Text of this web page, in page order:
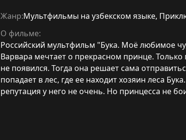
Жанр:Мультфильмы на узбекском языке,
О фильме:
Российский мультфильм "Бука. Моё любимое
Варвара мечтает о прекрасном принце.
не появился. Тогда она решает сама
попадает в лес, где ее находит хозяин леса
репутация у него не очень. Но принцесса не